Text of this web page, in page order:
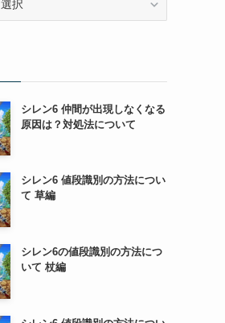
シレン6 仲間が出現しなくなる
原因は？対処法について
シレン6 値段識別の方法につい
て 草編
シレン6の値段識別の方法につ
いて 杖編